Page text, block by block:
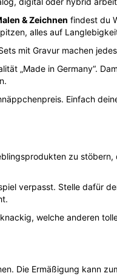
& Zeichnen findest du
alles auf
mit Gravur machen
„Made in Germany“.
Einfach
zu
verpasst. Stelle dafür
welche anderen
Die Ermäßigung kann